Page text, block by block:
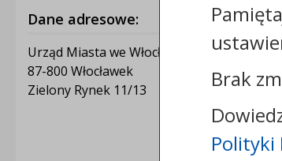
Dane adresowe:
Urząd Miasta we Włocławku
87-800 Włocławek
Zielony Rynek 11/13
Brak
Polityki